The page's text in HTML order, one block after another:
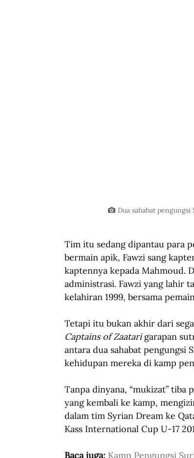
Dua sahabat
Tim itu sedang dipantau para
bermain apik, Fawzi sang
kaptennya kepada Mahmoud.
administrasi. Fawzi yang lahir
kelahiran 1999, bersama
Tetapi itu bukan akhir dari
Captains of Zaatari garapan
antara dua sahabat pengungsi
kehidupan mereka di kamp
Tanpa dinyana, “mukizat” tiba
yang kembali ke kamp,
dalam tim Syrian Dream ke
Kass International Cup U-17
Baca juga: Kamp Pengungsi